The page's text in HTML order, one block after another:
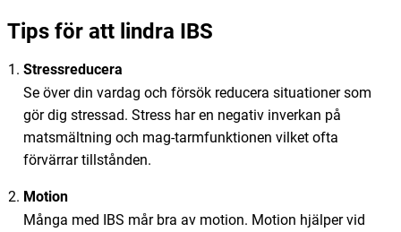
Tips för att lindra IBS
Stressreducera
Se över din vardag och försök reducera situationer som
gör dig stressad. Stress har en negativ inverkan på
matsmältning och mag-tarmfunktionen vilket ofta
förvärrar tillstånden.
Motion
Många med IBS mår bra av motion. Motion hjälper vid